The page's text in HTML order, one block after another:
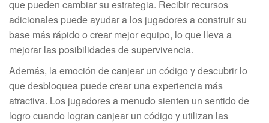
que pueden cambiar su estrategia. Recibir recursos
adicionales puede ayudar a los jugadores a construir su
base más rápido o crear mejor equipo, lo que lleva a
mejorar las posibilidades de supervivencia.
Además, la emoción de canjear un código y descubrir lo
que desbloquea puede crear una experiencia más
atractiva. Los jugadores a menudo sienten un sentido de
logro cuando logran canjear un código y utilizan las